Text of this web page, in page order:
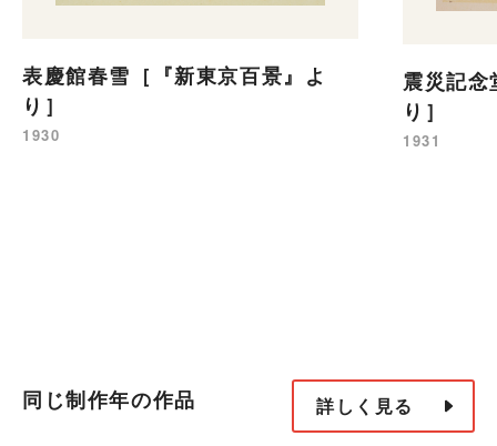
表慶館春雪［『新東京百景』よ
り］
1930
震災記念
り］
1931
同じ制作年の作品 詳しく見る